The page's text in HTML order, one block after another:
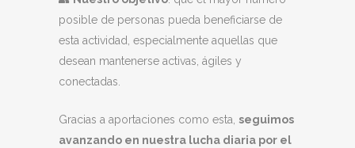
posible de personas pueda beneficiarse de
esta actividad, especialmente aquellas que
desean mantenerse activas, ágiles y
conectadas.
Gracias a aportaciones como esta, seguimos
avanzando en nuestra lucha diaria por el